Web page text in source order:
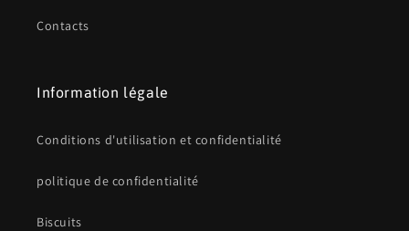
Contacts
Information légale
Conditions d'utilisation et confidentialité
politique de confidentialité
Biscuits